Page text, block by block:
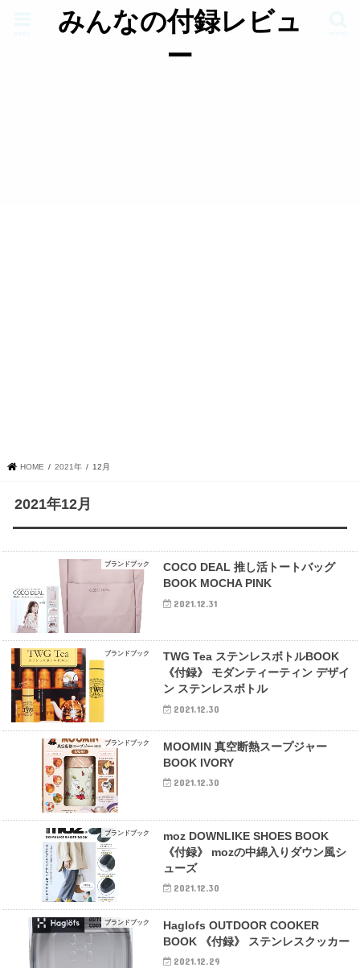
みんなの付録レビュ
ー
HOME 2021年 12月
2021年12月
ブランドブック
COCO DEAL 推し活トートバッグ
BOOK MOCHA PINK
2021.12.31
ブランドブック
TWG Tea ステンレスボトルBOOK
《付録》 モダンティーティン デザイ
ン ステンレスボトル
2021.12.30
ブランドブック
MOOMIN 真空断熱スープジャー
BOOK IVORY
2021.12.30
ブランドブック
moz DOWNLIKE SHOES BOOK
《付録》 mozの中綿入りダウン風シ
ューズ
2021.12.30
ブランドブック
Haglofs OUTDOOR COOKER
BOOK 《付録》 ステンレスクッカー
2021.12.29